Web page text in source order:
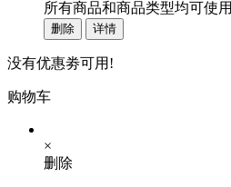
所有商品和商品类型均可使用
删除 详情
没有优惠劵可用!
购物车
×
删除